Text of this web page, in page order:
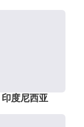
印度尼西亚